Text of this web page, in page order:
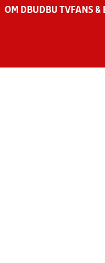
OM DBU DBU TV FANS &